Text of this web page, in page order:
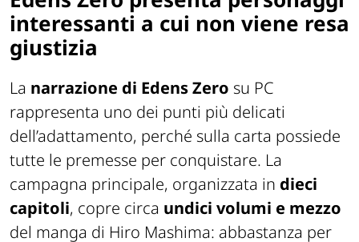
interessanti a cui non viene resa
giustizia
La narrazione di Edens Zero su PC
rappresenta uno dei punti più delicati
dell’adattamento, perché sulla carta possiede
tutte le premesse per conquistare. La
campagna principale, organizzata in dieci
capitoli, copre circa undici volumi e mezzo
del manga di Hiro Mashima: abbastanza per